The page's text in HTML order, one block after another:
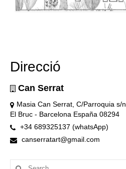
Direcció
Can Serrat
Masia Can Serrat, C/Parroquia s/n
El Bruc - Barcelona España 08294
+34 689325137 (whatsApp)
canserratart@gmail.com
Search